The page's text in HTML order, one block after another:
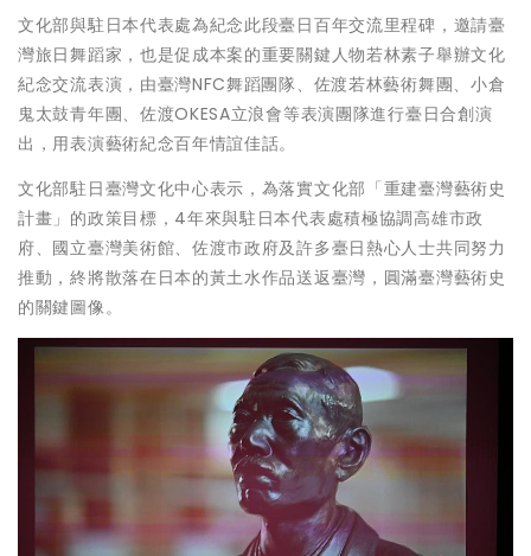
文化部與駐日本代表處為紀念此段臺日百年交流里程碑，邀請臺
灣旅日舞蹈家，也是促成本案的重要關鍵人物若林素子舉辦文化
紀念交流表演，由臺灣NFC舞蹈團隊、佐渡若林藝術舞團、小倉
鬼太鼓青年團、佐渡OKESA立浪會等表演團隊進行臺日合創演
出，用表演藝術紀念百年情誼佳話。
文化部駐日臺灣文化中心表示，為落實文化部「重建臺灣藝術史
計畫」的政策目標，4年來與駐日本代表處積極協調高雄市政
府、國立臺灣美術館、佐渡市政府及許多臺日熱心人士共同努力
推動，終將散落在日本的黃土水作品送返臺灣，圓滿臺灣藝術史
的關鍵圖像。